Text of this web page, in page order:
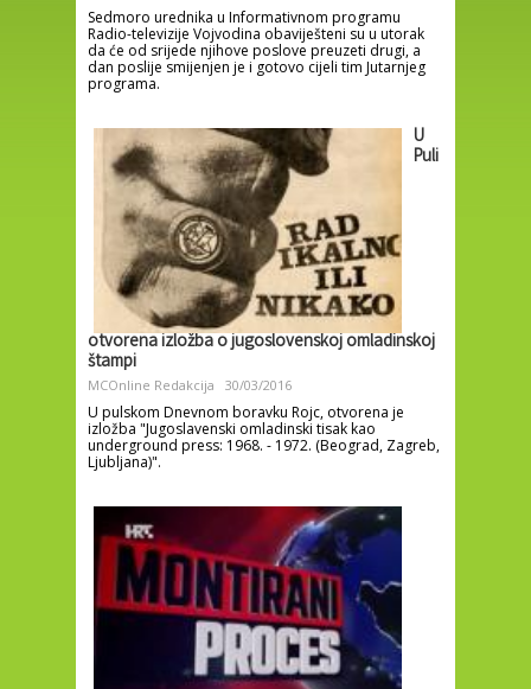
Sedmoro urednika u Informativnom programu
Radio-televizije Vojvodina obaviješteni su u utorak
da će od srijede njihove poslove preuzeti drugi, a
dan poslije smijenjen je i gotovo cijeli tim Jutarnjeg
programa.
U
Puli
otvorena izložba o jugoslovenskoj omladinskoj
štampi
MCOnline Redakcija 30/03/2016
U pulskom Dnevnom boravku Rojc, otvorena je
izložba "Jugoslavenski omladinski tisak kao
underground press: 1968. - 1972. (Beograd, Zagreb,
Ljubljana)".